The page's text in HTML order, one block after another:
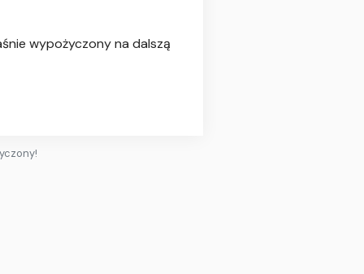
wypożyczony na dalszą